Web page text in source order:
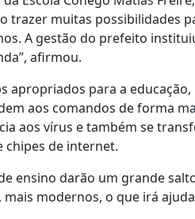
trazer muitas possibilidades
A gestão do prefeito
afirmou.
apropriados para a
aos comandos de forma
aos vírus e também se
chipes de internet.
ensino darão um grande
modernos, o que irá